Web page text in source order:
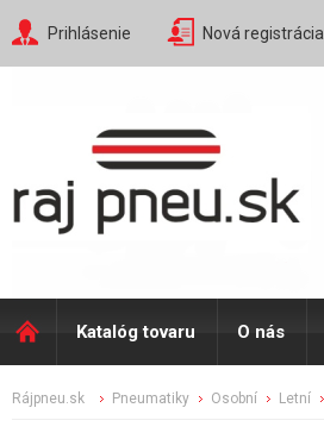
Prihlásenie Nová registrácia
Katalóg tovaru O nás
rájpneu.sk pneumatiky osobní letní